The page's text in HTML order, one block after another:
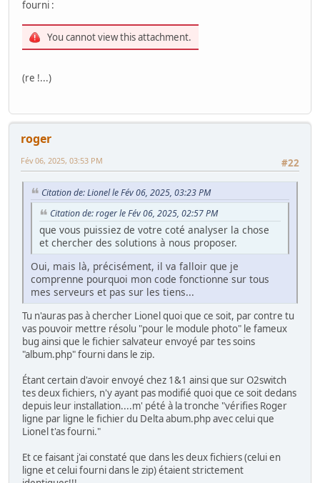
fourni :
You cannot view this attachment.
(re !...)
roger
#22
Fév 06, 2025, 03:53 PM
Citation de: Lionel le Fév 06, 2025, 03:23 PM
Citation de: roger le Fév 06, 2025, 02:57 PM
que vous puissiez de votre coté analyser la chose
et chercher des solutions à nous proposer.
Oui, mais là, précisément, il va falloir que je
comprenne pourquoi mon code fonctionne sur tous
mes serveurs et pas sur les tiens...
Tu n'auras pas à chercher Lionel quoi que ce soit, par contre tu
vas pouvoir mettre résolu "pour le module photo" le fameux
bug ainsi que le fichier salvateur envoyé par tes soins
"album.php" fourni dans le zip.
Étant certain d'avoir envoyé chez 1&1 ainsi que sur O2switch
tes deux fichiers, n'y ayant pas modifié quoi que ce soit dedans
depuis leur installation....m' pété à la tronche "vérifies Roger
ligne par ligne le fichier du Delta abum.php avec celui que
Lionel t'as fourni."
Et ce faisant j'ai constaté que dans les deux fichiers (celui en
ligne et celui fourni dans le zip) étaient strictement